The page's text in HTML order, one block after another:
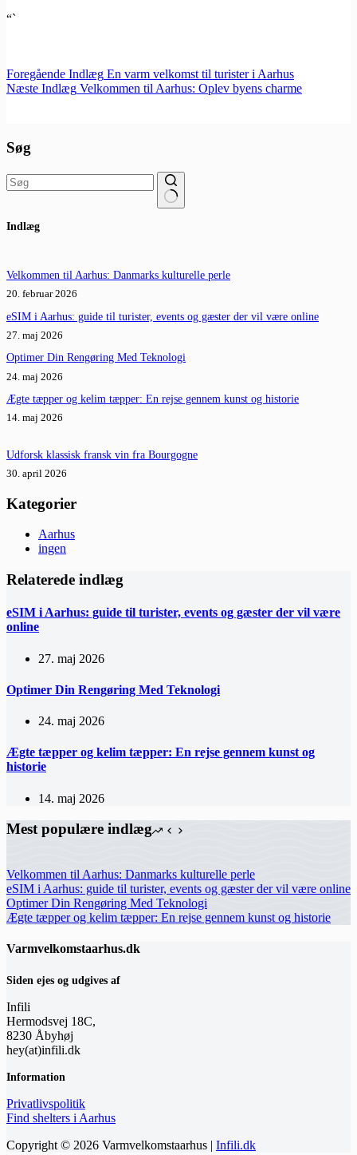
“`
Foregående Indlæg En varm velkomst til turister i Aarhus
Næste Indlæg Velkommen til Aarhus: Oplev byens charme
Søg
resultater
Indlæg
Velkommen til Aarhus: Danmarks kulturelle perle
20. februar 2026
eSIM i Aarhus: guide til turister, events og gæster der vil være online
27. maj 2026
Optimer Din Rengøring Med Teknologi
24. maj 2026
Ægte tæpper og kelim tæpper: En rejse gennem kunst og historie
14. maj 2026
Udforsk klassisk fransk vin fra Bourgogne
30. april 2026
Kategorier
Aarhus
ingen
Relaterede indlæg
eSIM i Aarhus: guide til turister, events og gæster der vil være
online
27. maj 2026
Optimer Din Rengøring Med Teknologi
24. maj 2026
Ægte tæpper og kelim tæpper: En rejse gennem kunst og
historie
14. maj 2026
Mest populære indlæg
Velkommen til Aarhus: Danmarks kulturelle perle
eSIM i Aarhus: guide til turister, events og gæster der vil være online
Optimer Din Rengøring Med Teknologi
Ægte tæpper og kelim tæpper: En rejse gennem kunst og historie
Varmvelkomstaarhus.dk
Siden ejes og udgives af
Infili
Hermodsvej 18C,
8230 Åbyhøj
hey(at)infili.dk
Information
Privatlivspolitik
Find shelters i Aarhus
Copyright © 2026 Varmvelkomstaarhus | Infili.dk